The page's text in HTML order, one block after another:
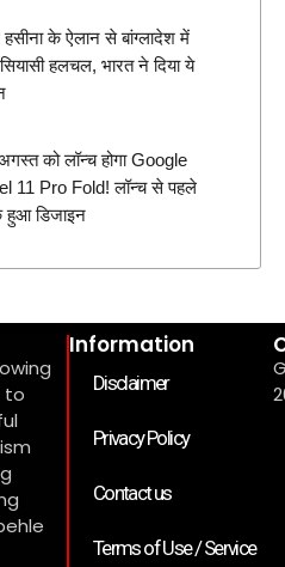
के ऐलान से बांग्लादेश में
हलचल, भारत ने दिया ये
को लॉन्च होगा Google
11 Pro Fold! लॉन्च से पहले
हुआ डिजाइन
to
Information
Disclaimer
Privacy Policy
Contact us
Terms of Use / Service